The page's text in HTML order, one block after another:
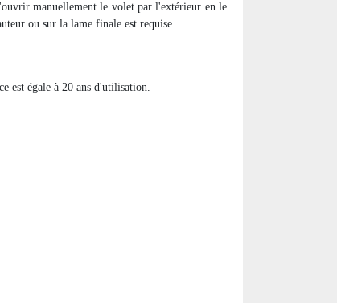
manuellement le volet par l'extérieur en le
ou sur la lame finale est requise.
est égale à 20 ans d'utilisation.